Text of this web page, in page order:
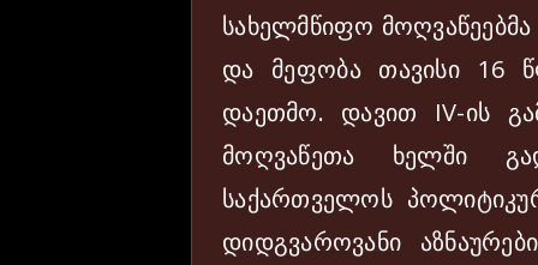
სახელმწიფო
და მეფობა თავისი 16
დაეთმო. დავით IV-ის
მოღვაწეთა ხელში
საქართველოს
დიდგვაროვანი